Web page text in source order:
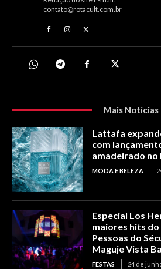
contato@rotacult.com.br
Mais Notícias
Lattafa
com
amadeirado no
MODA E BELEZA
Especial Los
maiores hits do
Pessoas do
Maguje Vista
FESTAS 24 de